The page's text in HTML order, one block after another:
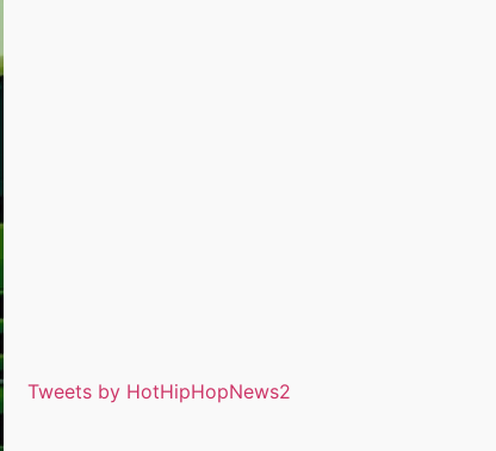
Tweets by HotHipHopNews2